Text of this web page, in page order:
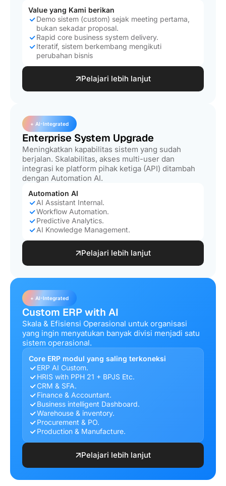
Value yang Kami berikan
Demo sistem (custom) sejak meeting pertama,
bukan sekadar proposal.
Rapid core business system delivery.
Iteratif, sistem berkembang mengikuti
perubahan bisnis
Pelajari lebih lanjut
+ AI-Integrated
Enterprise System Upgrade
Meningkatkan kapabilitas sistem yang sudah
berjalan. Skalabilitas, akses multi-user dan
integrasi ke platform pihak ketiga (API) ditambah
dengan Automation AI.
Automation AI
AI Assistant Internal.
Workflow Automation.
Predictive Analytics.
AI Knowledge Management.
Pelajari lebih lanjut
+ AI-Integrated
Custom ERP with AI
Skala & Efisiensi Operasional untuk organisasi
yang ingin menyatukan banyak divisi menjadi satu
sistem operasional.
Core ERP modul yang saling terkoneksi
ERP AI Custom.
HRIS with PPH 21 + BPJS Etc.
CRM & SFA.
Finance & Accountant.
Business intelligent Dashboard.
Warehouse & inventory.
Procurement & PO.
Production & Manufacture.
Pelajari lebih lanjut